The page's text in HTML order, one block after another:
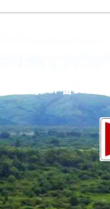
京ICP备